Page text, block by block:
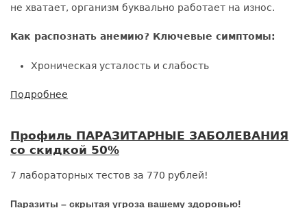
не хватает, организм буквально работает на износ.
Как распознать анемию? Ключевые симптомы:
Хроническая усталость и слабость
Подробнее
АНЕМИИ
со
50%
Профиль ПАРАЗИТАРНЫЕ ЗАБОЛЕВАНИЯ
со скидкой 50%
7 лабораторных тестов за 770 рублей!
Паразиты – скрытая угроза вашему здоровью!